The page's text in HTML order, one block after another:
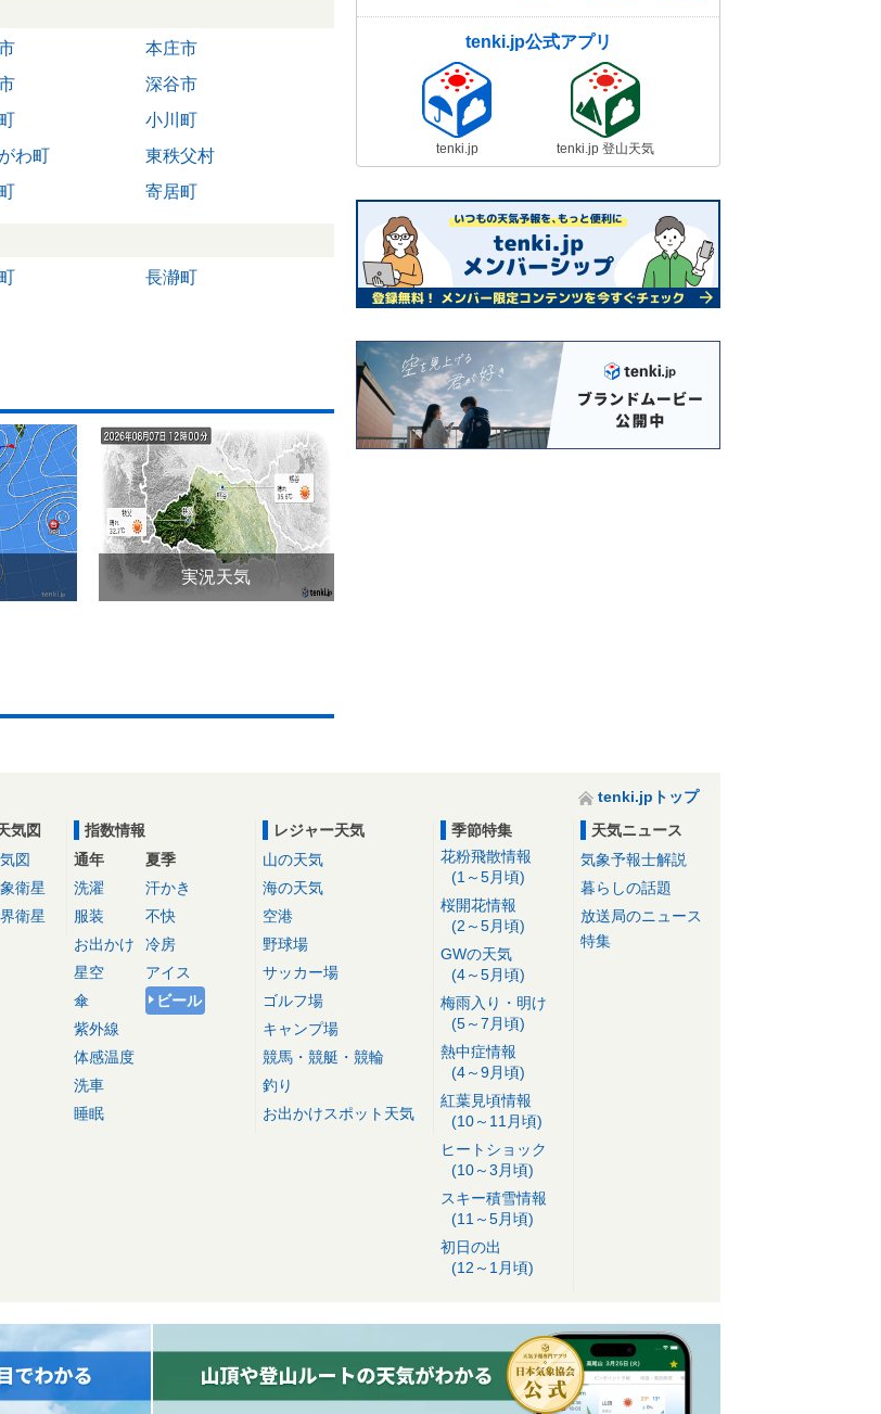
本庄市
深谷市
小川町
わ町
東秩父村
寄居町
長瀞町
実況天気
tenki.jp公式アプリ
tenki.jp tenki.jp 登山天気
tenki.jpトップ
気図
図
衛星
衛星
指数情報
通年
洗濯
服装
お出かけ
星空
傘
紫外線
体感温度
洗車
睡眠
夏季
汗かき
不快
冷房
アイス
ビール
レジャー天気
山の天気
海の天気
空港
野球場
サッカー場
ゴルフ場
キャンプ場
競馬・競艇・競輪
釣り
お出かけスポット天気
季節特集
花粉飛散情報
(1～5月頃)
桜開花情報
(2～5月頃)
GWの天気
(4～5月頃)
梅雨入り・明け
(5～7月頃)
熱中症情報
(4～9月頃)
紅葉見頃情報
(10～11月頃)
ヒートショック
(10～3月頃)
スキー積雪情報
(11～5月頃)
初日の出
(12～1月頃)
天気ニュース
気象予報士解説
暮らしの話題
放送局のニュース
特集